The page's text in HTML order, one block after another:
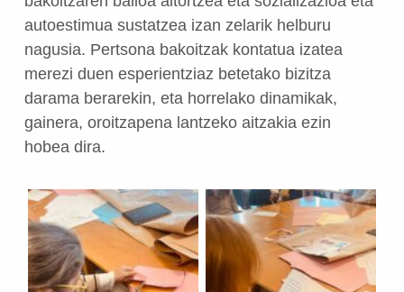
autoestimua sustatzea izan zelarik helburu
nagusia. Pertsona bakoitzak kontatua izatea
merezi duen esperientziaz betetako bizitza
darama berarekin, eta horrelako dinamikak,
gainera, oroitzapena lantzeko aitzakia ezin
hobea dira.